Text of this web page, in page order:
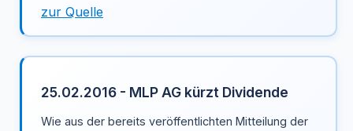
zur Quelle
25.02.2016 - MLP AG kürzt Dividende
Wie aus der bereits veröffentlichten Mitteilung der